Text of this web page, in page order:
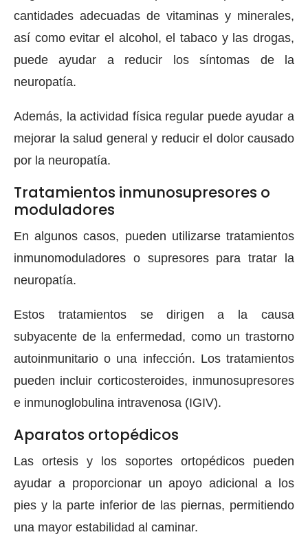
cantidades adecuadas de vitaminas y minerales,
así como evitar el alcohol, el tabaco y las drogas,
puede ayudar a reducir los síntomas de la
neuropatía.
Además, la actividad física regular puede ayudar a
mejorar la salud general y reducir el dolor causado
por la neuropatía.
Tratamientos inmunosupresores o
moduladores
En algunos casos, pueden utilizarse tratamientos
inmunomoduladores o supresores para tratar la
neuropatía.
Estos tratamientos se dirigen a la causa
subyacente de la enfermedad, como un trastorno
autoinmunitario o una infección. Los tratamientos
pueden incluir corticosteroides, inmunosupresores
e inmunoglobulina intravenosa (IGIV).
Aparatos ortopédicos
Las ortesis y los soportes ortopédicos pueden
ayudar a proporcionar un apoyo adicional a los
pies y la parte inferior de las piernas, permitiendo
una mayor estabilidad al caminar.